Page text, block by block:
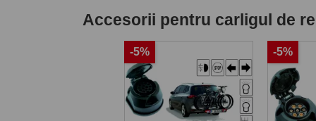
Accesorii pentru carligul de
-5% -5%